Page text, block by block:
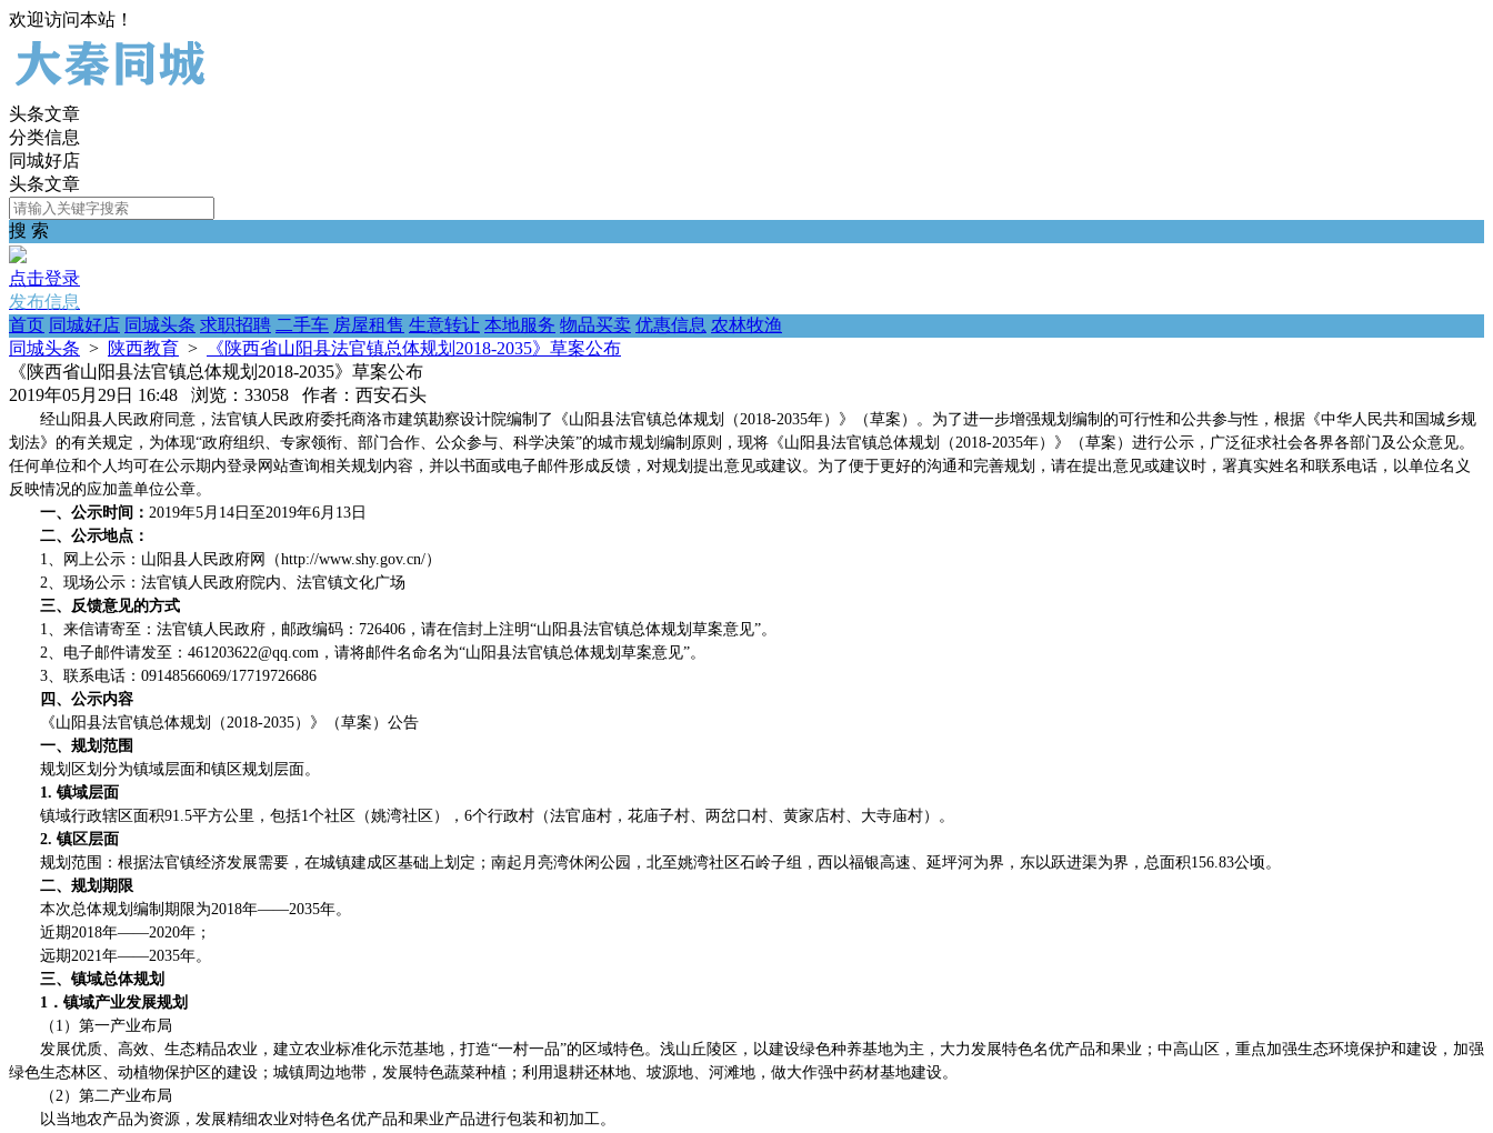
欢迎访问本站！
头条文章
分类信息
同城好店
头条文章
搜 索
点击登录
发布信息
首页 同城好店 同城头条 求职招聘 二手车 房屋租售 生意转让 本地服务 物品买卖 优惠信息 农林牧渔
同城头条 > 陕西教育 >
《陕西省山阳县法官镇总体规划2018-2035》草案公布
《陕西省山阳县法官镇总体规划2018-2035》草案公布
2019年05月29日 16:48 浏览：33058 作者：西安石头
经山阳县人民政府同意，法官镇人民政府委托商洛市建筑勘察设计院编制了《山阳县法官镇总体规划（2018-2035年）》（草案）。为了进一步增强规划编制的可行性和公共参与性，根据《中华人民共和国城乡规
划法》的有关规定，为体现“政府组织、专家领衔、部门合作、公众参与、科学决策”的城市规划编制原则，现将《山阳县法官镇总体规划（2018-2035年）》（草案）进行公示，广泛征求社会各界各部门及公众意见。
任何单位和个人均可在公示期内登录网站查询相关规划内容，并以书面或电子邮件形成反馈，对规划提出意见或建议。为了便于更好的沟通和完善规划，请在提出意见或建议时，署真实姓名和联系电话，以单位名义
反映情况的应加盖单位公章。
一、公示时间： 2019年5月14日至2019年6月13日
二、公示地点：
1、网上公示：山阳县人民政府网（http://www.shy.gov.cn/）
2、现场公示：法官镇人民政府院内、法官镇文化广场
三、反馈意见的方式
1、来信请寄至：法官镇人民政府，邮政编码：726406，请在信封上注明“山阳县法官镇总体规划草案意见”。
2、电子邮件请发至：461203622@qq.com，请将邮件名命名为“山阳县法官镇总体规划草案意见”。
3、联系电话：09148566069/17719726686
四、公示内容
《山阳县法官镇总体规划（2018-2035）》（草案）公告
一、规划范围
规划区划分为镇域层面和镇区规划层面。
1. 镇域层面
镇域行政辖区面积91.5平方公里，包括1个社区（姚湾社区），6个行政村（法官庙村，花庙子村、两岔口村、黄家店村、大寺庙村）。
2. 镇区层面
规划范围：根据法官镇经济发展需要，在城镇建成区基础上划定；南起月亮湾休闲公园，北至姚湾社区石岭子组，西以福银高速、延坪河为界，东以跃进渠为界，总面积156.83公顷。
二、规划期限
本次总体规划编制期限为2018年——2035年。
近期2018年——2020年；
远期2021年——2035年。
三、镇域总体规划
1．镇域产业发展规划
（1）第一产业布局
发展优质、高效、生态精品农业，建立农业标准化示范基地，打造“一村一品”的区域特色。浅山丘陵区，以建设绿色种养基地为主，大力发展特色名优产品和果业；中高山区，重点加强生态环境保护和建设，加强
绿色生态林区、动植物保护区的建设；城镇周边地带，发展特色蔬菜种植；利用退耕还林地、坡源地、河滩地，做大作强中药材基地建设。
（2）第二产业布局
以当地农产品为资源，发展精细农业对特色名优产品和果业产品进行包装和初加工。